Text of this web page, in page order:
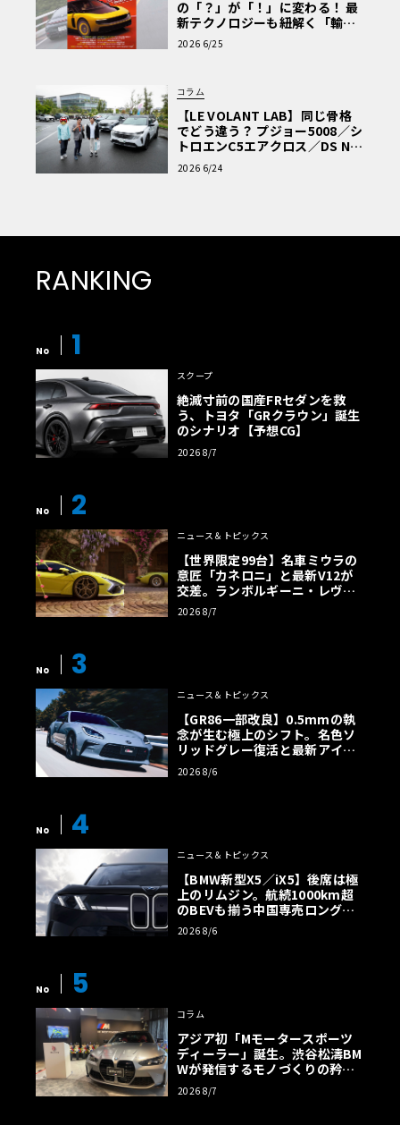
の「？」が「！」に変わる！ 最
新テクノロジーも紐解く「輸入
車Q&A」
2026 6/25
コラム
【LE VOLANT LAB】同じ骨格
でどう違う？ プジョー5008／シ
トロエンC5エアクロス／DS Nº4
読者一気乗りレポート
2026 6/24
RANKING
No 1
スクープ
絶滅寸前の国産FRセダンを救
う、トヨタ「GRクラウン」誕生
のシナリオ【予想CG】
2026 8/7
No 2
ニュース＆トピックス
【世界限定99台】名車ミウラの
意匠「カネロニ」と最新V12が
交差。ランボルギーニ・レヴエ
ルトに60周年記念車が登場
2026 8/7
No 3
ニュース＆トピックス
【GR86一部改良】0.5mmの執
念が生む極上のシフト。名色ソ
リッドグレー復活と最新アイサ
イトでFRの極みへ
2026 8/6
No 4
ニュース＆トピックス
【BMW新型X5／iX5】後席は極
上のリムジン。航続1000km超
のBEVも揃う中国専売ロング仕
様の全貌
2026 8/6
No 5
コラム
アジア初「Mモータースポーツ
ディーラー」誕生。渋谷松濤BM
Wが発信するモノづくりの矜持
【木下隆之コラム】
2026 8/7